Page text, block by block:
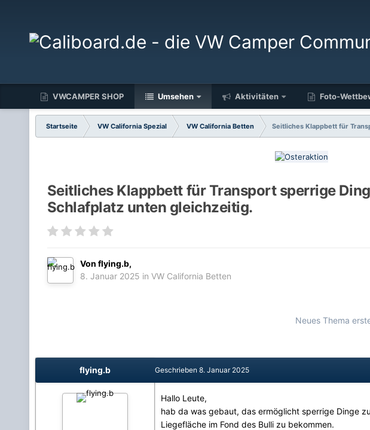
VWCAMPER SHOP Umsehen Aktivitäten Foto-
Startseite VW California Spezial VW California Betten Seitliches Klappbett für
Seitliches Klappbett für Transport sperrige
Schlafplatz unten gleichzeitig.
Von flying.b,
8. Januar 2025 in VW California Betten
Neues Thema
flying.b Geschrieben 8. Januar 2025
Hallo Leute,
hab da was gebaut, das ermöglicht sperrige Dinge
Liegefläche im Fond des Bulli zu bekommen.